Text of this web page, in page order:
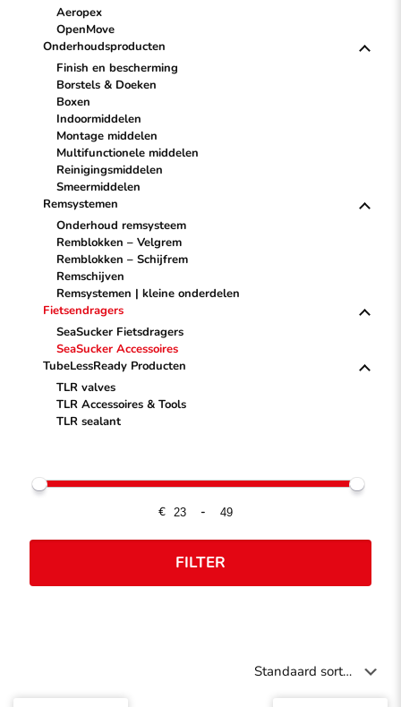
Aeropex
OpenMove
Onderhoudsproducten
Finish en bescherming
Borstels & Doeken
Boxen
Indoormiddelen
Montage middelen
Multifunctionele middelen
Reinigingsmiddelen
Smeermiddelen
Remsystemen
Onderhoud remsysteem
Remblokken – Velgrem
Remblokken – Schijfrem
Remschijven
Remsystemen | kleine onderdelen
Fietsendragers
SeaSucker Fietsdragers
SeaSucker Accessoires
TubeLessReady Producten
TLR valves
TLR Accessoires & Tools
TLR sealant
€ -
FILTER